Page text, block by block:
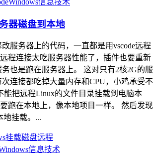
器磁盘到本地
服务器上的代码，一直都是用vscode远程
程连接太吃服务器性能了，插件也要重新
也是跑在服务器上。 这对只有2核2G的服
连接都吃掉大量内存和CPU，小鸡承受不
能把远程Linux的文件目录挂载到电脑本
跑在本地上，像本地项目一样。 然后发现
地挂载。...
挂载磁盘远程
信息技术